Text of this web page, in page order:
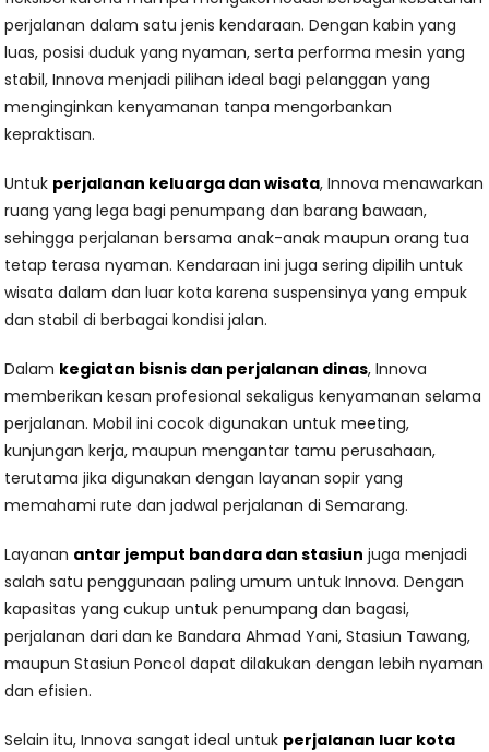
perjalanan dalam satu jenis kendaraan. Dengan kabin yang
luas, posisi duduk yang nyaman, serta performa mesin yang
stabil, Innova menjadi pilihan ideal bagi pelanggan yang
menginginkan kenyamanan tanpa mengorbankan
kepraktisan.
Untuk perjalanan keluarga dan wisata, Innova menawarkan
ruang yang lega bagi penumpang dan barang bawaan,
sehingga perjalanan bersama anak-anak maupun orang tua
tetap terasa nyaman. Kendaraan ini juga sering dipilih untuk
wisata dalam dan luar kota karena suspensinya yang empuk
dan stabil di berbagai kondisi jalan.
Dalam kegiatan bisnis dan perjalanan dinas, Innova
memberikan kesan profesional sekaligus kenyamanan selama
perjalanan. Mobil ini cocok digunakan untuk meeting,
kunjungan kerja, maupun mengantar tamu perusahaan,
terutama jika digunakan dengan layanan sopir yang
memahami rute dan jadwal perjalanan di Semarang.
Layanan antar jemput bandara dan stasiun juga menjadi
salah satu penggunaan paling umum untuk Innova. Dengan
kapasitas yang cukup untuk penumpang dan bagasi,
perjalanan dari dan ke Bandara Ahmad Yani, Stasiun Tawang,
maupun Stasiun Poncol dapat dilakukan dengan lebih nyaman
dan efisien.
Selain itu, Innova sangat ideal untuk perjalanan luar kota